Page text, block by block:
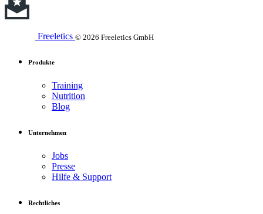
Freeletics © 2026 Freeletics GmbH
Produkte
Training
Nutrition
Blog
Unternehmen
Jobs
Presse
Hilfe & Support
Rechtliches